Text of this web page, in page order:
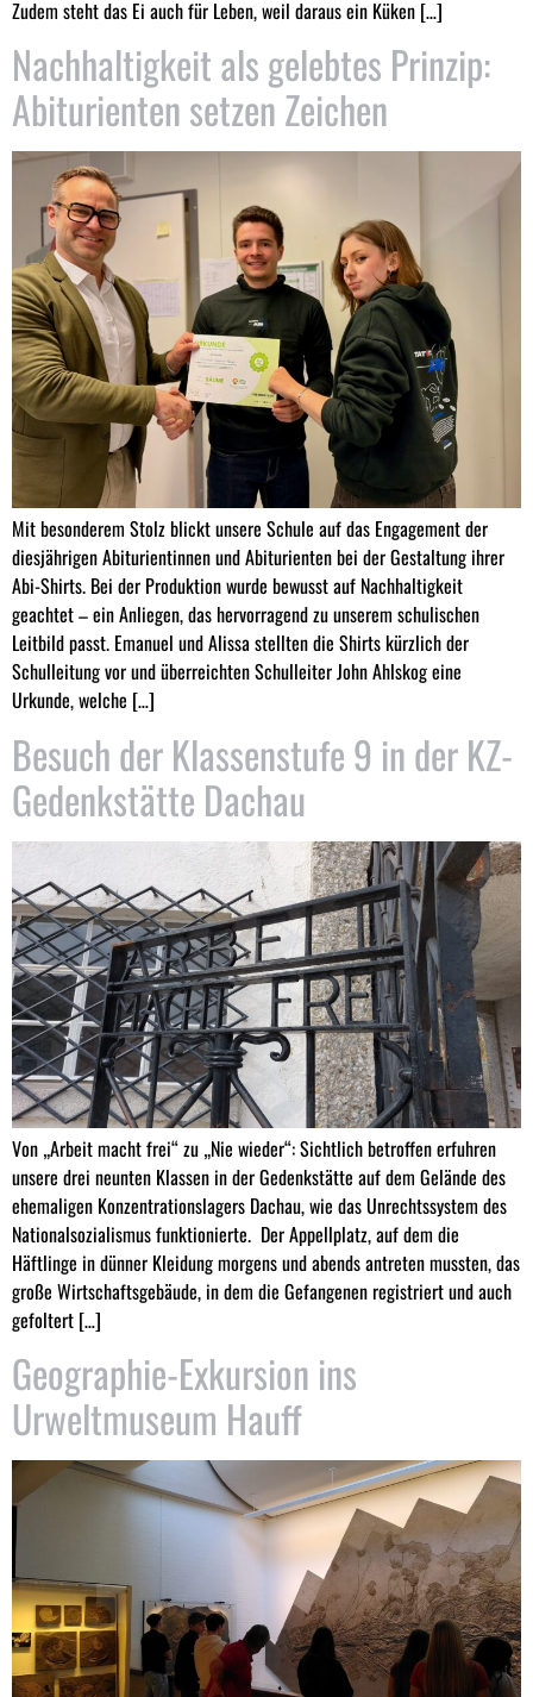
Zudem steht das Ei auch für Leben, weil daraus ein Küken […]
Nachhaltigkeit als gelebtes Prinzip:
Abiturienten setzen Zeichen
Mit besonderem Stolz blickt unsere Schule auf das Engagement der
diesjährigen Abiturientinnen und Abiturienten bei der Gestaltung ihrer
Abi-Shirts. Bei der Produktion wurde bewusst auf Nachhaltigkeit
geachtet – ein Anliegen, das hervorragend zu unserem schulischen
Leitbild passt. Emanuel und Alissa stellten die Shirts kürzlich der
Schulleitung vor und überreichten Schulleiter John Ahlskog eine
Urkunde, welche […]
Besuch der Klassenstufe 9 in der KZ-
Gedenkstätte Dachau
Von „Arbeit macht frei“ zu „Nie wieder“: Sichtlich betroffen erfuhren
unsere drei neunten Klassen in der Gedenkstätte auf dem Gelände des
ehemaligen Konzentrationslagers Dachau, wie das Unrechtssystem des
Nationalsozialismus funktionierte. Der Appellplatz, auf dem die
Häftlinge in dünner Kleidung morgens und abends antreten mussten, das
große Wirtschaftsgebäude, in dem die Gefangenen registriert und auch
gefoltert […]
Geographie-Exkursion ins
Urweltmuseum Hauff